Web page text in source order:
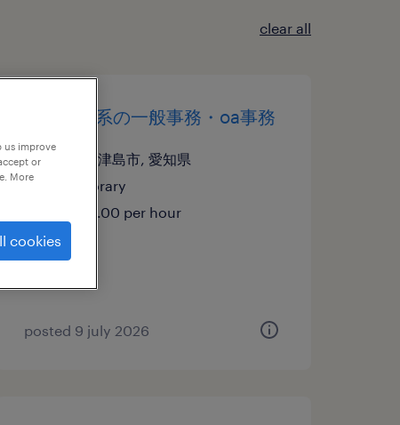
clear all
メーカー系の一般事務・oa事務
愛知県津島市, 愛知県
temporary
¥1400.00 per hour
posted 9 july 2026
us improve
or
More
cookies